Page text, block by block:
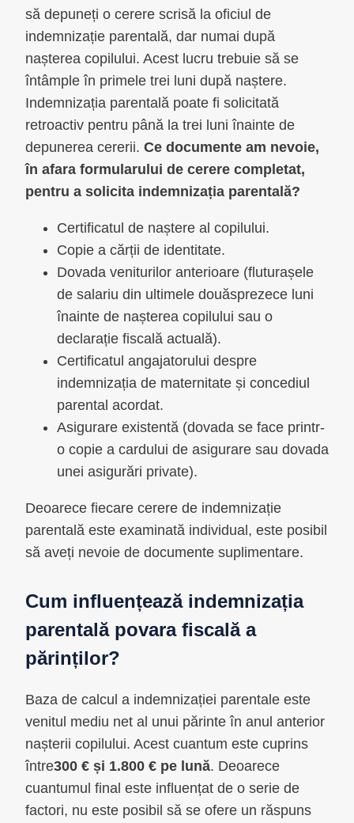
să depuneți o cerere scrisă la oficiul de
indemnizație parentală, dar numai după
nașterea copilului. Acest lucru trebuie să se
întâmple în primele trei luni după naștere.
Indemnizația parentală poate fi solicitată
retroactiv pentru până la trei luni înainte de
depunerea cererii. Ce documente am nevoie,
în afara formularului de cerere completat,
pentru a solicita indemnizația parentală?
Certificatul de naștere al copilului.
Copie a cărții de identitate.
Dovada veniturilor anterioare (fluturașele
de salariu din ultimele douăsprezece luni
înainte de nașterea copilului sau o
declarație fiscală actuală).
Certificatul angajatorului despre
indemnizația de maternitate și concediul
parental acordat.
Asigurare existentă (dovada se face printr-
o copie a cardului de asigurare sau dovada
unei asigurări private).
Deoarece fiecare cerere de indemnizație
parentală este examinată individual, este posibil
să aveți nevoie de documente suplimentare.
Cum influențează indemnizația
parentală povara fiscală a
părinților?
Baza de calcul a indemnizației parentale este
venitul mediu net al unui părinte în anul anterior
nașterii copilului. Acest cuantum este cuprins
între300 € și 1.800 € pe lună. Deoarece
cuantumul final este influențat de o serie de
factori, nu este posibil să se ofere un răspuns